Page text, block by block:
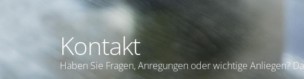
Kontakt
Haben Sie Fragen, Anregungen oder wichtige Anliegen?